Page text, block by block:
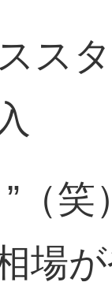
ス
（
場